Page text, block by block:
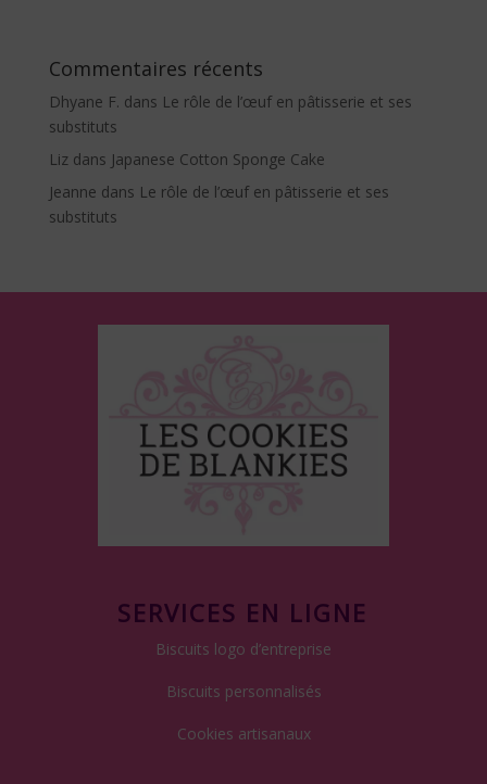
e
n
a
t
i
v
Commentaires récents
Dhyane F. dans Le rôle de l’œuf en pâtisserie et ses
substituts
Lizdans Japanese Cotton Sponge Cake
Jeanne dans Le rôle de l’œuf en pâtisserie et ses
substituts
SERVICES EN LIGNE
Biscuits logo d’entreprise
Biscuits personnalisés
Cookies artisanaux